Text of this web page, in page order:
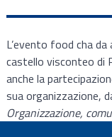
L’evento food cha da
castello visconteo di
anche la
sua organizzazione,
Organizzazione,